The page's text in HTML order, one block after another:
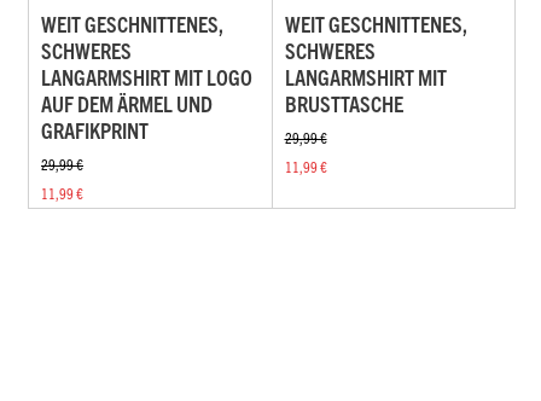
WEIT GESCHNITTENES,
SCHWERES
LANGARMSHIRT MIT LOGO
AUF DEM ÄRMEL UND
GRAFIKPRINT
29,99 €
11,99 €
WEIT GESCHNITTENES,
SCHWERES
LANGARMSHIRT MIT
BRUSTTASCHE
29,99 €
11,99 €